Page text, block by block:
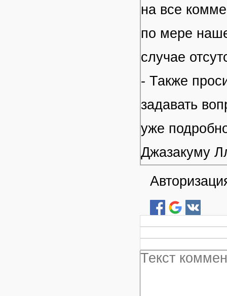
на все
по мере
случае
- Также
задавать
уже
Джазакуму